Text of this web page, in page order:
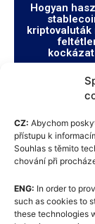
CZ: Abychom
přístupu k
Souhlas s těmito
chování při
ENG: In order to
such as cookies to
these technologies
Hogyan
kriptovaluták